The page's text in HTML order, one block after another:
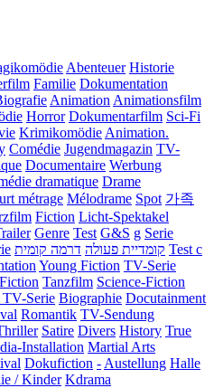
Abenteuer Historie
Familie Dokumentation
Animation Animationsfilm
Horror Dokumentarfilm Sci-Fi
Krimikomödie Animation.
Comédie Jugendmagazin TV-
Documentaire Werbung
dramatique Drame
métrage Mélodrame Spot 가족
Fiction Licht-Spektakel
Genre Test G&S g Serie
קומדיית פעולה דרמה קומית
Test c
Young Fiction TV-Serie
Tanzfilm Science-Fiction
TV-Serie Biographie Docutainment
Romantik TV-Sendung
Satire Divers History True
Installation Martial Arts
Dokufiction - Austellung Halle
/ Kinder Kdrama